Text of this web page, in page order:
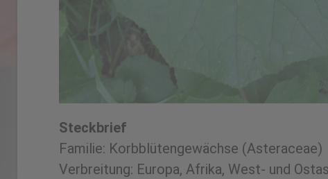
Steckbrief
Familie: Korbblütengewächse (Asteraceae)
Verbreitung: Europa, Afrika, West- und